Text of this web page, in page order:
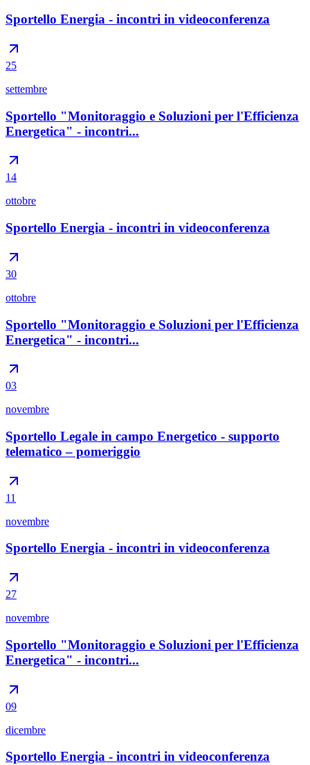
Sportello Energia - incontri in videoconferenza
25
settembre
Sportello "Monitoraggio e Soluzioni per l'Efficienza
Energetica" - incontri...
14
ottobre
Sportello Energia - incontri in videoconferenza
30
ottobre
Sportello "Monitoraggio e Soluzioni per l'Efficienza
Energetica" - incontri...
03
novembre
Sportello Legale in campo Energetico - supporto
telematico – pomeriggio
11
novembre
Sportello Energia - incontri in videoconferenza
27
novembre
Sportello "Monitoraggio e Soluzioni per l'Efficienza
Energetica" - incontri...
09
dicembre
Sportello Energia - incontri in videoconferenza